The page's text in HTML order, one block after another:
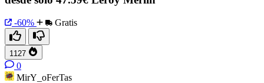
-60% Gratis
1127
0
MirY_oFerTas